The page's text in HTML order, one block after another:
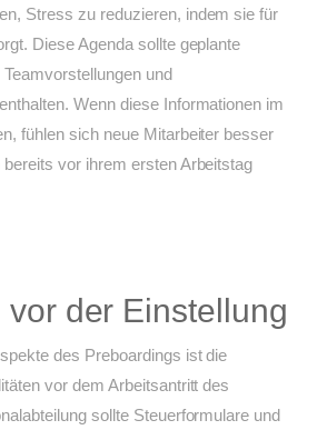
Stress zu reduzieren, indem sie für
Diese Agenda sollte geplante
und
Wenn diese Informationen im
fühlen sich neue Mitarbeiter besser
vor ihrem ersten Arbeitstag
der Einstellung
des Preboardings ist die
vor dem Arbeitsantritt des
sollte Steuerformulare und